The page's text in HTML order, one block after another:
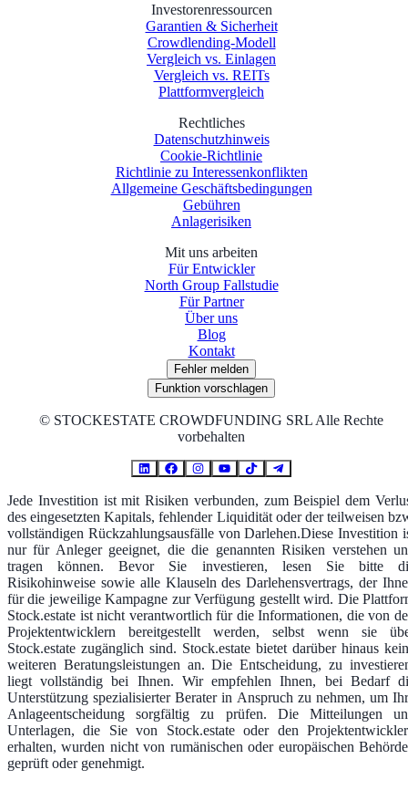
Investorenressourcen
Garantien & Sicherheit
Crowdlending-Modell
Vergleich vs. Einlagen
Vergleich vs. REITs
Plattformvergleich
Rechtliches
Datenschutzhinweis
Cookie-Richtlinie
Richtlinie zu Interessenkonflikten
Allgemeine Geschäftsbedingungen
Gebühren
Anlagerisiken
Mit uns arbeiten
Für Entwickler
North Group Fallstudie
Für Partner
Über uns
Blog
Kontakt
Fehler melden
Funktion vorschlagen
© STOCKESTATE CROWDFUNDING SRL Alle Rechte
vorbehalten
Jede Investition ist mit Risiken verbunden, zum Beispiel dem
des eingesetzten Kapitals, fehlender Liquidität oder der teilweisen
vollständigen Rückzahlungsausfälle von Darlehen.Diese Investition
nur für Anleger geeignet, die die genannten Risiken verstehen
tragen können. Bevor Sie investieren, lesen Sie bitte
Risikohinweise sowie alle Klauseln des Darlehensvertrags, der
für die jeweilige Kampagne zur Verfügung gestellt wird. Die
Stock.estate ist nicht verantwortlich für die Informationen, die von
Projektentwicklern bereitgestellt werden, selbst wenn sie
Stock.estate zugänglich sind. Stock.estate bietet darüber hinaus
weiteren Beratungsleistungen an. Die Entscheidung, zu
liegt vollständig bei Ihnen. Wir empfehlen Ihnen, bei Bedarf
Unterstützung spezialisierter Berater in Anspruch zu nehmen, um
Anlageentscheidung sorgfältig zu prüfen. Die Mitteilungen
Unterlagen, die Sie von Stock.estate oder den
erhalten, wurden nicht von rumänischen oder europäischen
geprüft oder genehmigt.